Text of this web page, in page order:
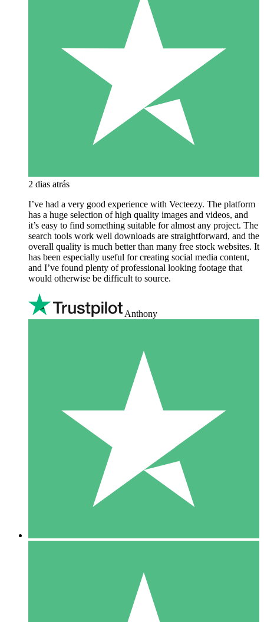
2 dias atrás
I’ve had a very good experience with Vecteezy. The platform
has a huge selection of high quality images and videos, and
it’s easy to find something suitable for almost any project. The
search tools work well downloads are straightforward, and the
overall quality is much better than many free stock websites. It
has been especially useful for creating social media content,
and I’ve found plenty of professional looking footage that
would otherwise be difficult to source.
Anthony